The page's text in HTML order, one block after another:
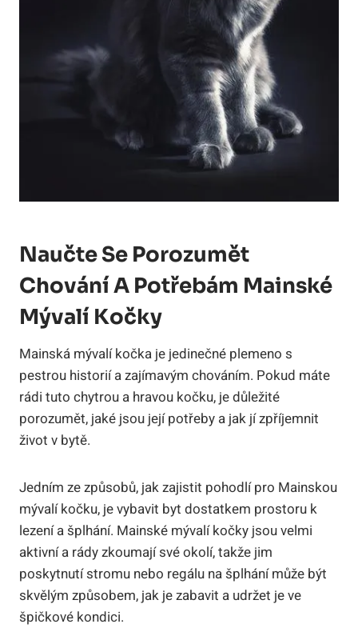
Naučte Se Porozumět
Chování A Potřebám Mainské
Mývalí Kočky
Mainská mývalí kočka je jedinečné plemeno s
pestrou historií a zajímavým chováním. Pokud máte
rádi tuto chytrou a hravou kočku, je důležité
porozumět, jaké jsou její potřeby a jak jí zpříjemnit
život v bytě.
Jedním ze způsobů, jak zajistit pohodlí pro Mainskou
mývalí kočku, je vybavit byt dostatkem prostoru k
lezení a šplhání. Mainské mývalí kočky jsou velmi
aktivní a rády zkoumají své okolí, takže jim
poskytnutí stromu nebo regálu na šplhání může být
skvělým způsobem, jak je zabavit a udržet je ve
špičkové kondici.